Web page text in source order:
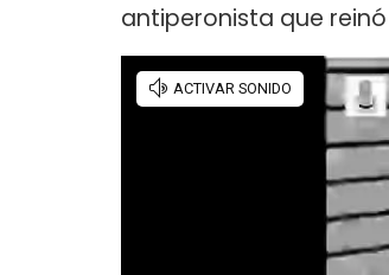
antiperonista que